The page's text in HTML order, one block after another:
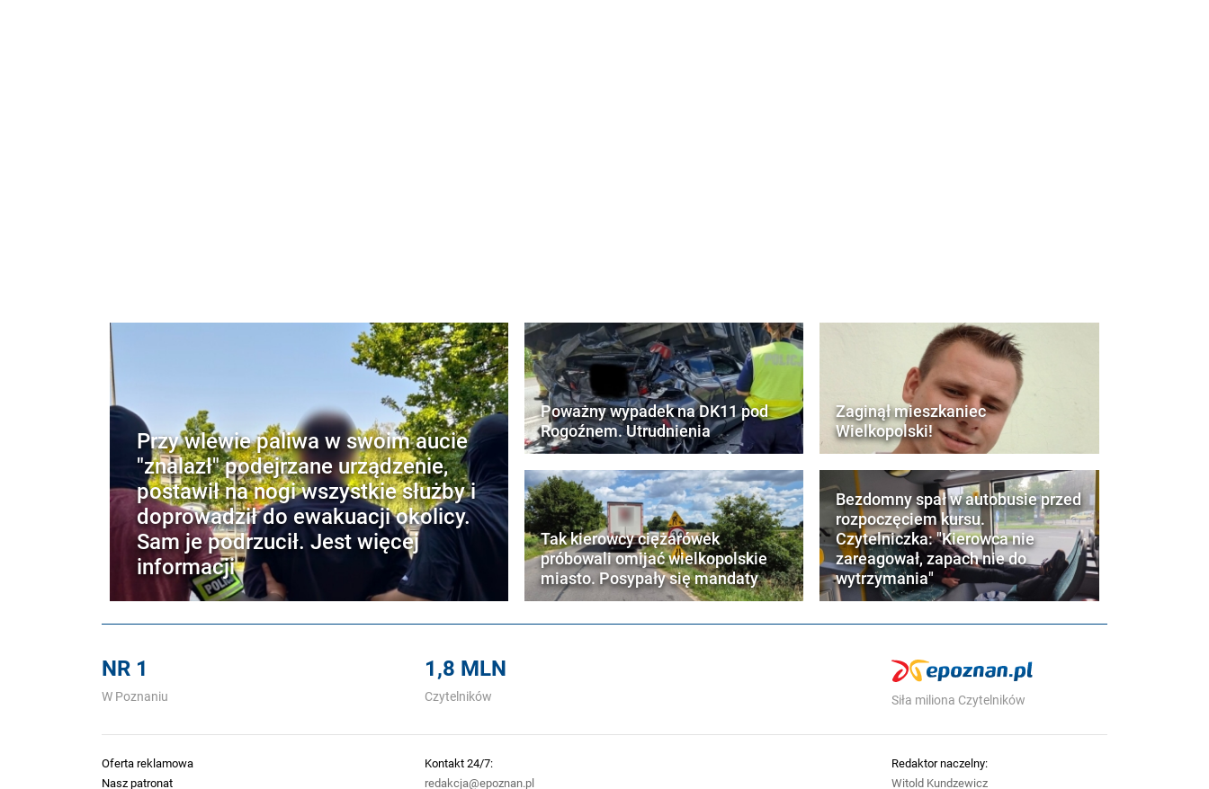
Przy wlewie paliwa w swoim aucie
"znalazł" podejrzane urządzenie,
postawił na nogi wszystkie służby i
doprowadził do ewakuacji okolicy.
Sam je podrzucił. Jest więcej
informacji
Poważny wypadek na DK11 pod
Rogoźnem. Utrudnienia
Tak kierowcy ciężarówek
próbowali omijać wielkopolskie
miasto. Posypały się mandaty
Zaginął mieszkaniec
Wielkopolski!
Bezdomny spał w autobusie przed
rozpoczęciem kursu.
Czytelniczka: "Kierowca nie
zareagował, zapach nie do
wytrzymania"
NR 1
W Poznaniu
1,8 MLN
Czytelników Siła miliona Czytelników
Oferta reklamowa
Nasz patronat
Kontakt 24/7:
redakcja@epoznan.pl
Redaktor naczelny:
Witold Kundzewicz